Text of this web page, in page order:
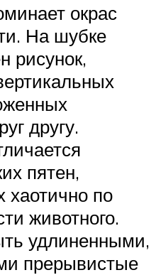
окрас
На шубке
рисунок,
другу.
пятен,
хаотично по
животного.
удлиненными,
прерывистые